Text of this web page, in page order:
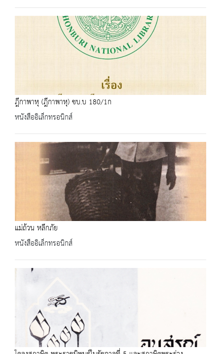
ฎีกาพาหุ (ฎีกาพาหุ) ชบ.บ 180/1ก
หนังสืออิเล็กทรอนิกส์
แม่ถ้วน หลีกภัย
หนังสืออิเล็กทรอนิกส์